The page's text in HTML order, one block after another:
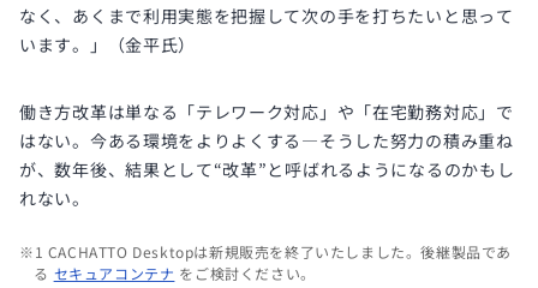
なく、あくまで利用実態を把握して次の手を打ちたいと思って
います。」（金平氏）
働き方改革は単なる「テレワーク対応」や「在宅勤務対応」で
はない。今ある環境をよりよくする―そうした努力の積み重ね
が、数年後、結果として“改革”と呼ばれるようになるのかもし
れない。
※1 CACHATTO Desktopは新規販売を終了いたしました。後継製品であ
る セキュアコンテナ をご検討ください。